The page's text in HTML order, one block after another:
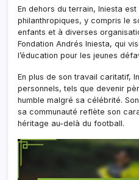
En dehors du terrain, Iniesta
philanthropiques, y compris le
enfants et à diverses
Fondation Andrés Iniesta, qui
l’éducation pour les jeunes
En plus de son travail caritatif,
personnels, tels que devenir
humble malgré sa célébrité.
sa communauté reflète son
héritage au-delà du football.